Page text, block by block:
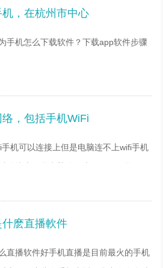
选择要导入的
，在杭州市中心
手机怎么下载软件？下载app软件步骤
并打开。
在随后打开的界面中点击搜索栏，在搜
，包括手机WiFi
手机可以连接上但是电脑连不上wifi手机
以连接上但是电脑连不上的原因可能有：
法如下：首先，检查网卡。从网络和共
心检查，我是从
麽直播軟件
直播软件好手机直播是目前最火的手机